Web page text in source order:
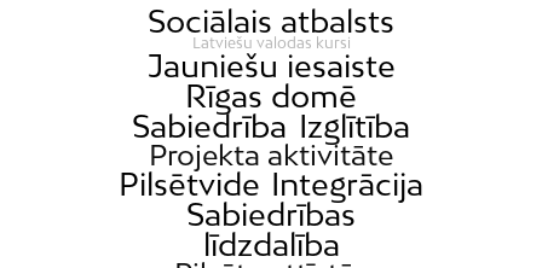
Sociālais atbalsts
Latviešu valodas kursi
Jauniešu iesaiste
Rīgas domē
Sabiedrība Izglītība
Projekta aktivitāte
Pilsētvide Integrācija
Sabiedrības
līdzdalība